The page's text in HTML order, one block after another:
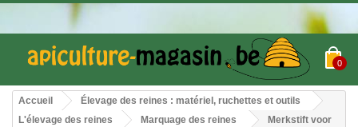
0
Accueil
Élevage des reines : matériel, ruchettes et outils
L'élevage des reines
Marquage des reines
Merkstift voor